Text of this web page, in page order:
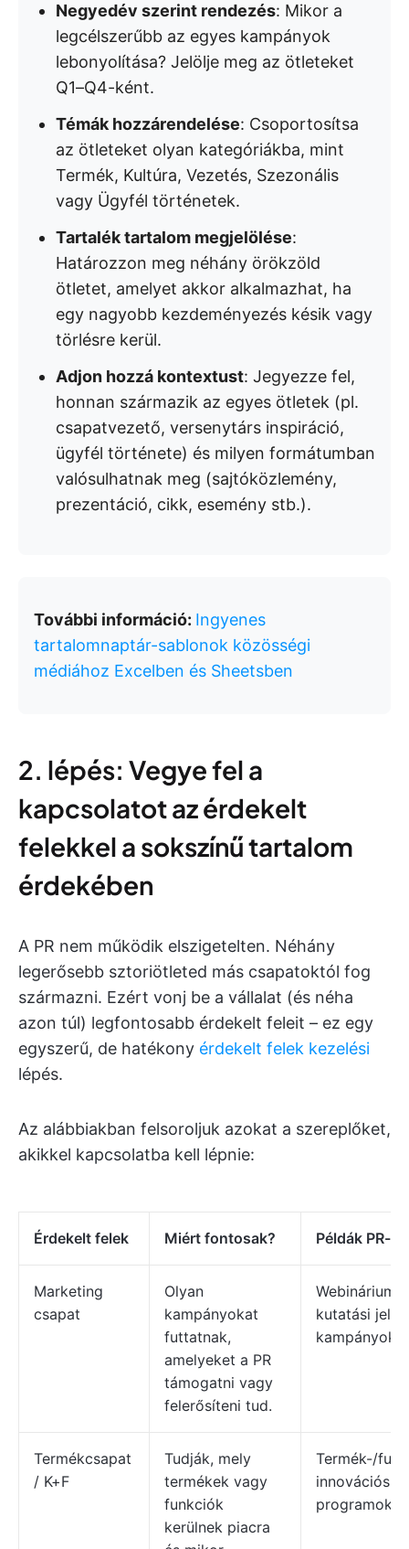
Negyedév szerint rendezés: Mikor a
legcélszerűbb az egyes kampányok
lebonyolítása? Jelölje meg az ötleteket
Q1–Q4-ként.
Témák hozzárendelése: Csoportosítsa
az ötleteket olyan kategóriákba, mint
Termék, Kultúra, Vezetés, Szezonális
vagy Ügyfél történetek.
Tartalék tartalom megjelölése:
Határozzon meg néhány örökzöld
ötletet, amelyet akkor alkalmazhat, ha
egy nagyobb kezdeményezés késik vagy
törlésre kerül.
Adjon hozzá kontextust: Jegyezze fel,
honnan származik az egyes ötletek (pl.
csapatvezető, versenytárs inspiráció,
ügyfél története) és milyen formátumban
valósulhatnak meg (sajtóközlemény,
prezentáció, cikk, esemény stb.).
További információ: Ingyenes
tartalomnaptár-sablonok közösségi
médiához Excelben és Sheetsben
2. lépés: Vegye fel a
kapcsolatot az érdekelt
felekkel a sokszínű tartalom
érdekében
A PR nem működik elszigetelten. Néhány
legerősebb sztoriötleted más csapatoktól fog
származni. Ezért vonj be a vállalat (és néha
azon túl) legfontosabb érdekelt feleit – ez egy
egyszerű, de hatékony érdekelt felek kezelési
lépés.
Az alábbiakban felsoroljuk azokat a szereplőket,
akikkel kapcsolatba kell lépnie:
Érdekelt felek Miért fontosak? Példák PR-
Marketing
csapat
Olyan
kampányokat
futtatnak,
amelyeket a PR
támogatni vagy
felerősíteni tud.
kutatási
kampányok,
Termékcsapat
/ K+F
Tudják, mely
termékek vagy
funkciók
kerülnek piacra
Termék-/
innovációs
programok